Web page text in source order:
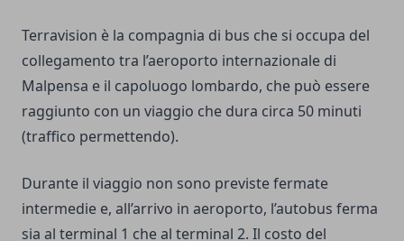
Terravision è la compagnia di bus che si occupa del
collegamento tra l’aeroporto internazionale di
Malpensa e il capoluogo lombardo, che può essere
raggiunto con un viaggio che dura circa 50 minuti
(traffico permettendo).
Durante il viaggio non sono previste fermate
intermedie e, all’arrivo in aeroporto, l’autobus ferma
sia al terminal 1 che al terminal 2. Il costo del